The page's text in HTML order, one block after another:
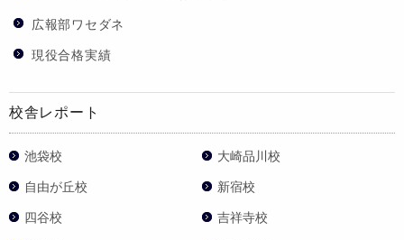
広報部ワセダネ
現役合格実績
校舎レポート
池袋校 大崎品川校
自由が丘校 新宿校
四谷校 吉祥寺校